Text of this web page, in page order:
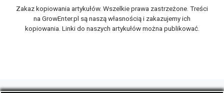
Zakaz kopiowania artykułów. Wszelkie prawa zastrzeżone. Treści
na GrowEnter.pl są naszą własnością i zakazujemy ich
kopiowania. Linki do naszych artykułów można publikować.